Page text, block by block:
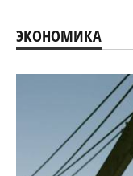
ЭКОНОМИКА